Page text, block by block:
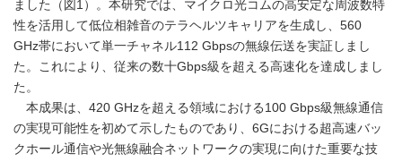
ました（図1）。本研究では、マイクロ光コムの高安定な周波数特
性を活用して低位相雑音のテラヘルツキャリアを生成し、560
GHz帯において単一チャネル112 Gbpsの無線伝送を実証しまし
た。これにより、従来の数十Gbps級を超える高速化を達成しまし
た。
本成果は、420 GHzを超える領域における100 Gbps級無線通信
の実現可能性を初めて示したものであり、6Gにおける超高速バッ
クホール通信や光無線融合ネットワークの実現に向けた重要な技